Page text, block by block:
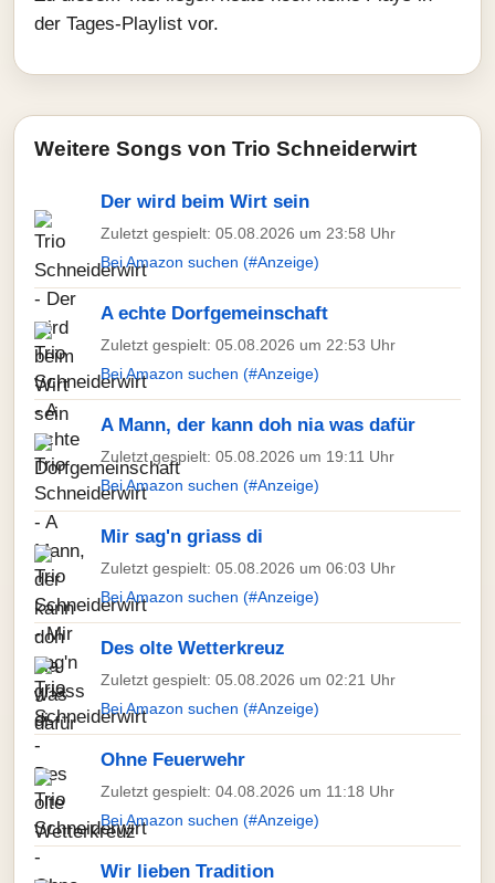
der Tages-Playlist vor.
Weitere Songs von Trio Schneiderwirt
Der wird beim Wirt sein
Zuletzt gespielt: 05.08.2026 um 23:58 Uhr
Bei Amazon suchen (#Anzeige)
A echte Dorfgemeinschaft
Zuletzt gespielt: 05.08.2026 um 22:53 Uhr
Bei Amazon suchen (#Anzeige)
A Mann, der kann doh nia was dafür
Zuletzt gespielt: 05.08.2026 um 19:11 Uhr
Bei Amazon suchen (#Anzeige)
Mir sag'n griass di
Zuletzt gespielt: 05.08.2026 um 06:03 Uhr
Bei Amazon suchen (#Anzeige)
Des olte Wetterkreuz
Zuletzt gespielt: 05.08.2026 um 02:21 Uhr
Bei Amazon suchen (#Anzeige)
Ohne Feuerwehr
Zuletzt gespielt: 04.08.2026 um 11:18 Uhr
Bei Amazon suchen (#Anzeige)
Wir lieben Tradition